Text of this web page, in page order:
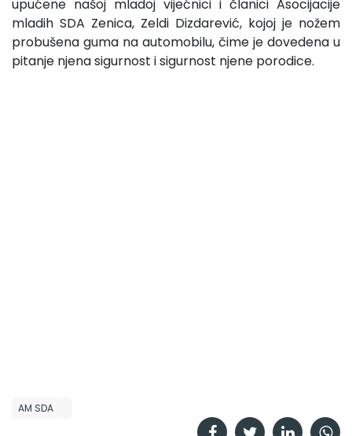
upućene našoj mladoj vijećnici i članici Asocijacije
mladih SDA Zenica, Zeldi Dizdarević, kojoj je nožem
probušena guma na automobilu, čime je dovedena u
pitanje njena sigurnost i sigurnost njene porodice.
AM SDA